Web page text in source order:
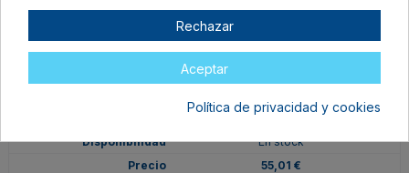
ROJO/NEGRO
En stock
55,01 €
Rechazar
Aceptar
Política de privacidad y cookies